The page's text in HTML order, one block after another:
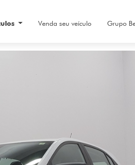
Venda seu veículo Grupo